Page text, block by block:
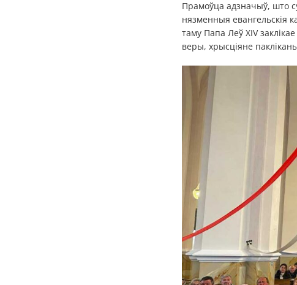
Прамоўца адзначыў, што
нязменныя евангельскія
таму Папа Леў XIV
веры, хрысціяне